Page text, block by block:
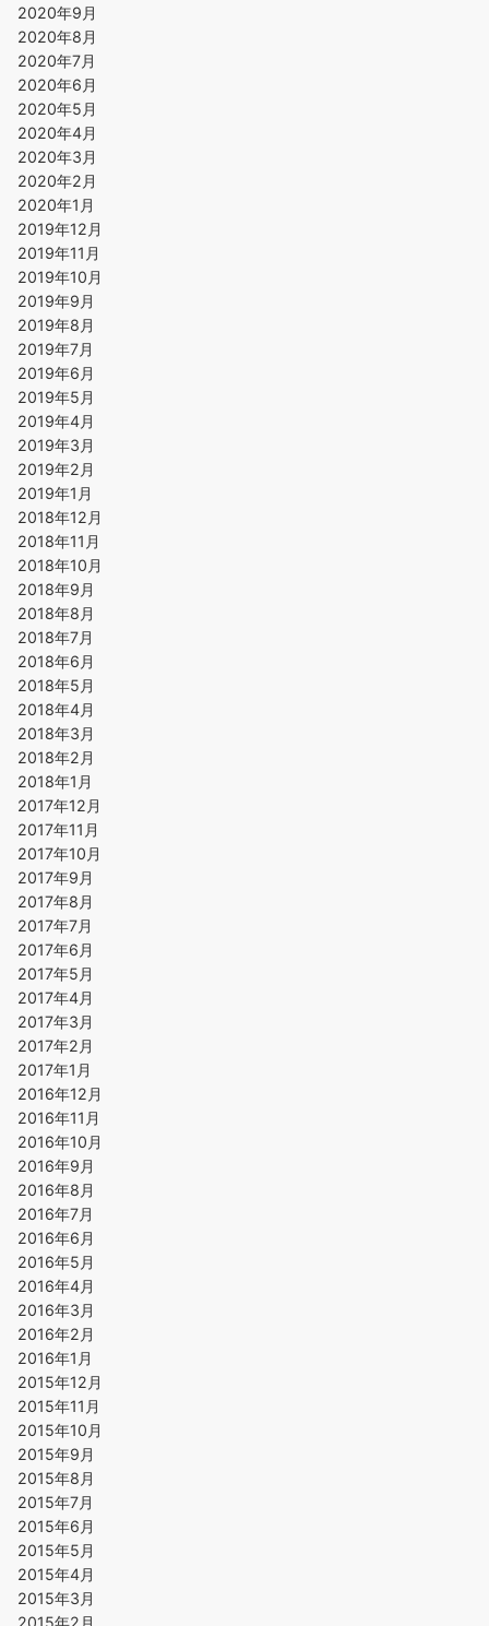
2020年9月
2020年8月
2020年7月
2020年6月
2020年5月
2020年4月
2020年3月
2020年2月
2020年1月
2019年12月
2019年11月
2019年10月
2019年9月
2019年8月
2019年7月
2019年6月
2019年5月
2019年4月
2019年3月
2019年2月
2019年1月
2018年12月
2018年11月
2018年10月
2018年9月
2018年8月
2018年7月
2018年6月
2018年5月
2018年4月
2018年3月
2018年2月
2018年1月
2017年12月
2017年11月
2017年10月
2017年9月
2017年8月
2017年7月
2017年6月
2017年5月
2017年4月
2017年3月
2017年2月
2017年1月
2016年12月
2016年11月
2016年10月
2016年9月
2016年8月
2016年7月
2016年6月
2016年5月
2016年4月
2016年3月
2016年2月
2016年1月
2015年12月
2015年11月
2015年10月
2015年9月
2015年8月
2015年7月
2015年6月
2015年5月
2015年4月
2015年3月